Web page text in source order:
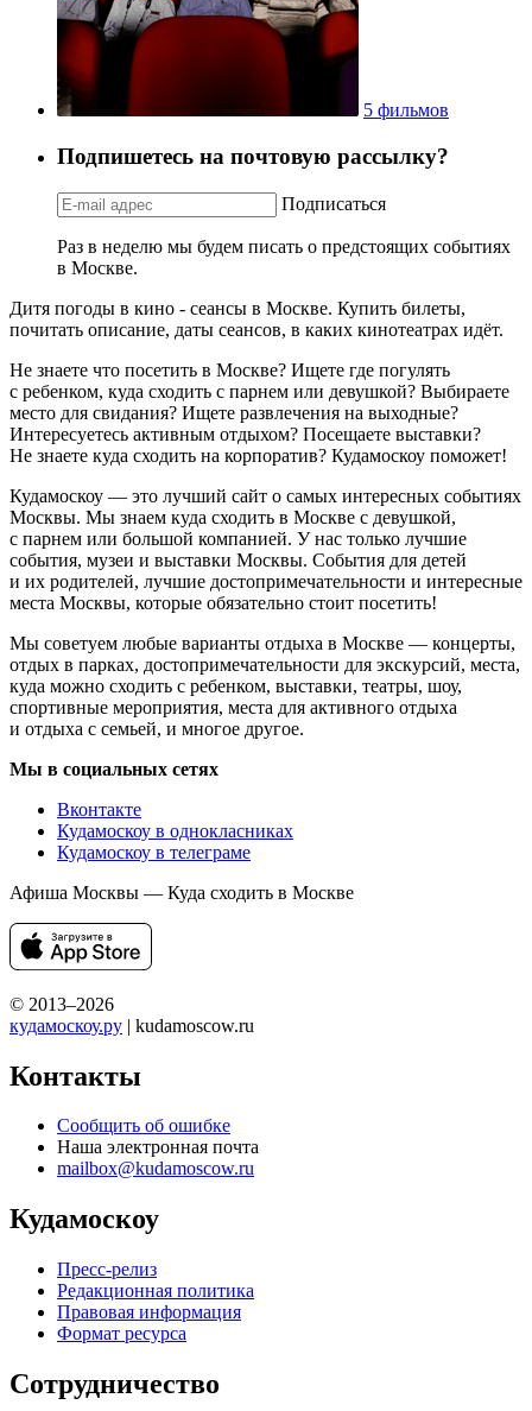
5 фильмов
Подпишетесь на почтовую рассылку?
Подписаться
Раз в неделю мы будем писать о предстоящих событиях
в Москве.
Дитя погоды в кино - сеансы в Москве. Купить билеты,
почитать описание, даты сеансов, в каких кинотеатрах идёт.
Не знаете что посетить в Москве? Ищете где погулять
с ребенком, куда сходить с парнем или девушкой? Выбираете
место для свидания? Ищете развлечения на выходные?
Интересуетесь активным отдыхом? Посещаете выставки?
Не знаете куда сходить на корпоратив? Кудамоскоу поможет!
Кудамоскоу — это лучший сайт о самых интересных событиях
Москвы. Мы знаем куда сходить в Москве с девушкой,
с парнем или большой компанией. У нас только лучшие
события, музеи и выставки Москвы. События для детей
и их родителей, лучшие достопримечательности и интересные
места Москвы, которые обязательно стоит посетить!
Мы советуем любые варианты отдыха в Москве — концерты,
отдых в парках, достопримечательности для экскурсий, места,
куда можно сходить с ребенком, выставки, театры, шоу,
спортивные мероприятия, места для активного отдыха
и отдыха с семьей, и многое другое.
Мы в социальных сетях
Вконтакте
Кудамоскоу в однокласниках
Кудамоскоу в телеграме
Афиша Москвы — Куда сходить в Москве
© 2013–2026
кудамоскоу.ру | kudamoscow.ru
Контакты
Сообщить об ошибке
Наша электронная почта
mailbox@kudamoscow.ru
Кудамоскоу
Пресс-релиз
Редакционная политика
Правовая информация
Формат ресурса
Сотрудничество